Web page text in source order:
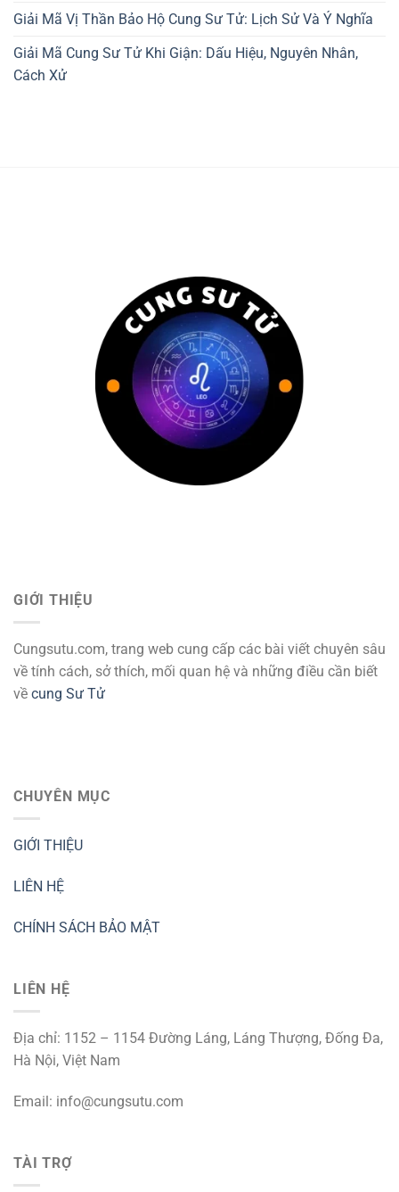
Giải Mã Vị Thần Bảo Hộ Cung Sư Tử: Lịch Sử Và Ý Nghĩa
Giải Mã Cung Sư Tử Khi Giận: Dấu Hiệu, Nguyên Nhân,
Cách Xử
GIỚI THIỆU
Cungsutu.com, trang web cung cấp các bài viết chuyên sâu
về tính cách, sở thích, mối quan hệ và những điều cần biết
về cung Sư Tử
CHUYÊN MỤC
GIỚI THIỆU
LIÊN HỆ
CHÍNH SÁCH BẢO MẬT
LIÊN HỆ
Địa chỉ: 1152 – 1154 Đường Láng, Láng Thượng, Đống Đa,
Hà Nội, Việt Nam
Email: info@cungsutu.com
TÀI TRỢ